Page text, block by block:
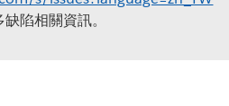
陷相關資訊。